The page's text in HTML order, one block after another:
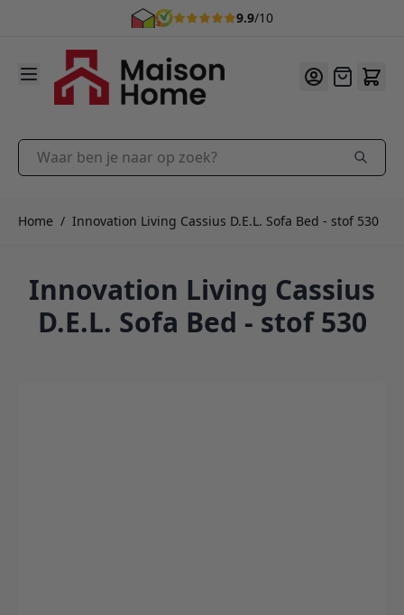
9.9/10
Ga naar de inhoud
Offerte
Waar ben je naar op zoek?
Home / Innovation Living Cassius D.E.L. Sofa Bed - stof 530
Innovation Living Cassius
D.E.L. Sofa Bed - stof 530